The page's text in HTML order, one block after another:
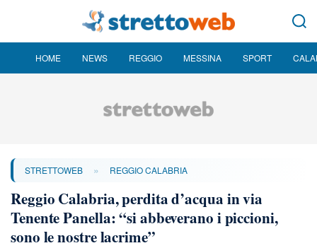
HOME NEWS REGGIO MESSINA SPORT
STRETTOWEB » REGGIO CALABRIA
Reggio Calabria, perdita d’acqua in via
Tenente Panella: “si abbeverano i piccioni,
sono le nostre lacrime”